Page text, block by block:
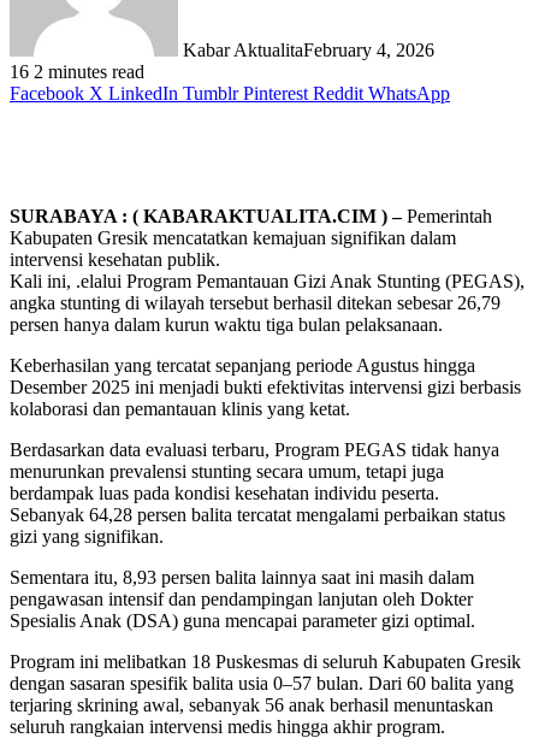
Kabar AktualitaFebruary 4, 2026
16 2 minutes read
Facebook X LinkedIn Tumblr Pinterest Reddit WhatsApp
SURABAYA : ( KABARAKTUALITA.CIM ) –Pemerintah
Kabupaten Gresik mencatatkan kemajuan signifikan dalam
intervensi kesehatan publik.
Kali ini, .elalui Program Pemantauan Gizi Anak Stunting (PEGAS),
angka stunting di wilayah tersebut berhasil ditekan sebesar 26,79
persen hanya dalam kurun waktu tiga bulan pelaksanaan.
Keberhasilan yang tercatat sepanjang periode Agustus hingga
Desember 2025 ini menjadi bukti efektivitas intervensi gizi berbasis
kolaborasi dan pemantauan klinis yang ketat.
Berdasarkan data evaluasi terbaru, Program PEGAS tidak hanya
menurunkan prevalensi stunting secara umum, tetapi juga
berdampak luas pada kondisi kesehatan individu peserta.
Sebanyak 64,28 persen balita tercatat mengalami perbaikan status
gizi yang signifikan.
Sementara itu, 8,93 persen balita lainnya saat ini masih dalam
pengawasan intensif dan pendampingan lanjutan oleh Dokter
Spesialis Anak (DSA) guna mencapai parameter gizi optimal.
Program ini melibatkan 18 Puskesmas di seluruh Kabupaten Gresik
dengan sasaran spesifik balita usia 0–57 bulan. Dari 60 balita yang
terjaring skrining awal, sebanyak 56 anak berhasil menuntaskan
seluruh rangkaian intervensi medis hingga akhir program.